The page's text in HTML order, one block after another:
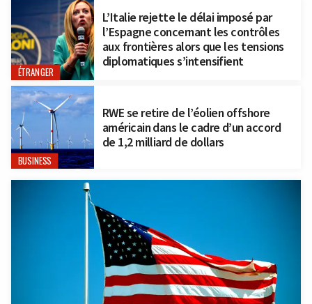
ÉTRANGER
L’Italie rejette le délai imposé par
l’Espagne concernant les contrôles
aux frontières alors que les tensions
diplomatiques s’intensifient
BUSINESS
RWE se retire de l’éolien offshore
américain dans le cadre d’un accord
de 1,2 milliard de dollars